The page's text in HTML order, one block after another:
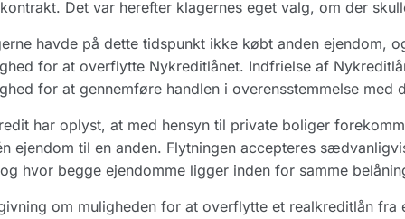
Det var herefter klagernes eget valg, om der
havde på dette tidspunkt ikke købt anden ejendom,
for at overflytte Nykreditlånet. Indfrielse af
for at gennemføre handlen i overensstemmelse med
har oplyst, at med hensyn til private boliger
ejendom til en anden. Flytningen accepteres
hvor begge ejendomme ligger inden for samme
om muligheden for at overflytte et realkreditlån fra